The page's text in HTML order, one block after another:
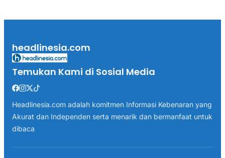
headlinesia.com
Temukan Kami di Sosial Media
Headlinesia.com adalah komitmen Informasi Kebenaran yang
Akurat dan Independen serta menarik dan bermanfaat untuk
dibaca